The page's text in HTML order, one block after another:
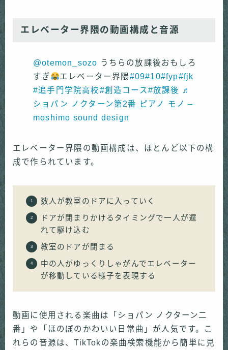
エレベーター界隈の動画構成と音源
@otemon_sozo うちらの放課後おもしろ
すぎ
エレベーター界隈#09#10#fyp#fjk
#追手門学院高校#創造コース #放課後 ♬
ショパン ノクターン第2番 ピアノ モノ –
moshimo sound design
エレベーター界隈の動画構成は、ほとんど以下の構
成で作られています。
数人が教室のドアに入っていく
ドアが閉まりかけるタイミングで一人が遅
れて駆け込む
教室のドアが閉まる
中の人がゆっくりしゃがんでエレベーター
が移動している様子を表現する
動画に使用される楽曲は「ショパン ノクターン二
番」や「ほのぼのかわいい日常曲」が人気です。こ
れらの音源は、TikTokの楽曲検索機能から簡単に見